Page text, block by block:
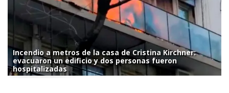
Incendio a metros de la casa de Cristina Kirchner:
evacuaron un edificio y dos personas fueron
hospitalizadas